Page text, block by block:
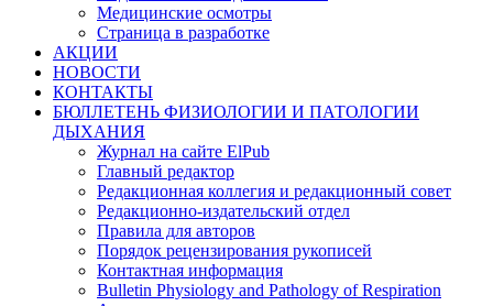
Медицинские осмотры
Страница в разработке
АКЦИИ
НОВОСТИ
КОНТАКТЫ
БЮЛЛЕТЕНЬ ФИЗИОЛОГИИ И ПАТОЛОГИИ
ДЫХАНИЯ
Журнал на сайте ElPub
Главный редактор
Редакционная коллегия и редакционный совет
Редакционно-издательский отдел
Правила для авторов
Порядок рецензирования рукописей
Контактная информация
Bulletin Physiology and Pathology of Respiration